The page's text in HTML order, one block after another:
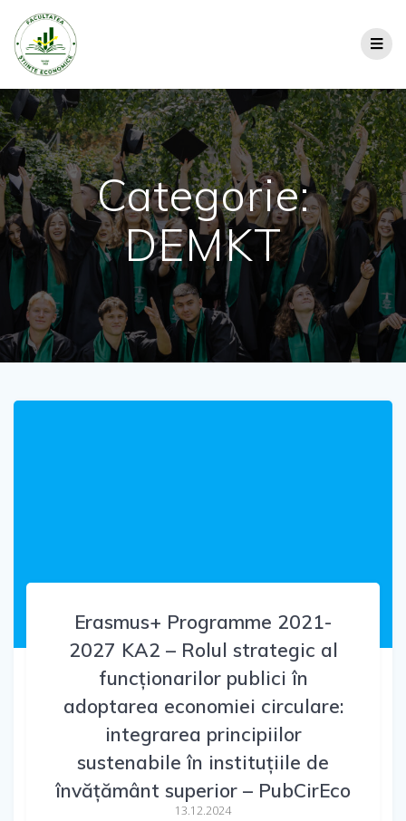
Categorie:
DEMKT
Erasmus+ Programme 2021-
2027 KA2 – Rolul strategic al
funcționarilor publici în
adoptarea economiei circulare:
integrarea principiilor
sustenabile în instituțiile de
învățământ superior – PubCirEco
13.12.2024